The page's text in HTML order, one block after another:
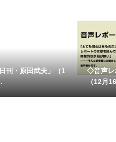
刊・原田武夫」（1
◇音声レ
（12月